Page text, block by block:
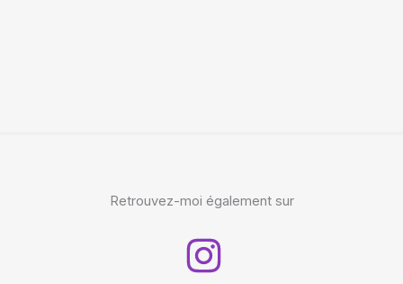
Retrouvez-moi également sur